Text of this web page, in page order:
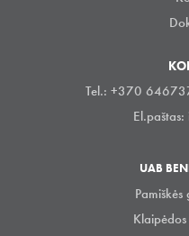
Tel.: +370
El.paštas:
UAB